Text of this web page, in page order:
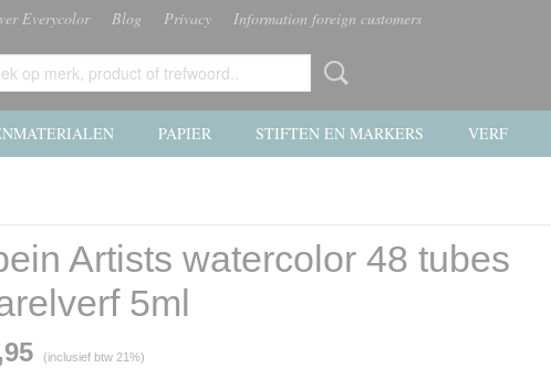
Everycolor Blog Privacy Information foreign customers
PAPIER STIFTEN EN MARKERS VERF
Artists watercolor 48 tubes
5ml
(inclusief btw 21%)